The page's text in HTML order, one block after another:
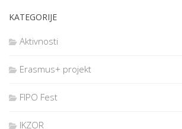
KATEGORIJE
Aktivnosti
Erasmus+ projekt
FIPO Fest
IKZOR